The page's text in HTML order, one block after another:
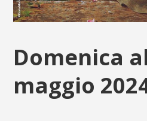
Domenica
maggio